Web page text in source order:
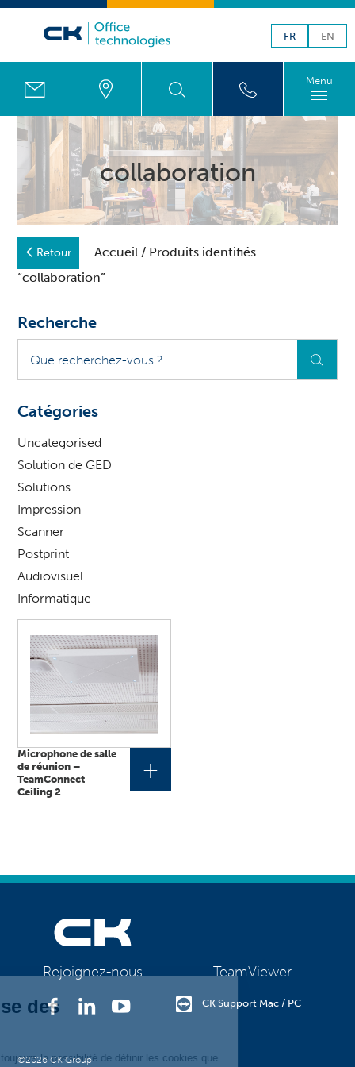
FR EN
Menu
collaboration
Retour Accueil / Produits identifiés
“collaboration”
Recherche
recherchez-
vous
Catégories
Uncategorised
Solution de GED
Solutions
Impression
Scanner
Postprint
Audiovisuel
Informatique
Microphone de salle
de réunion –
TeamConnect
Ceiling 2
+
Rejoignez-nous TeamViewer
CK Support Mac / PC
©2026 CK Group